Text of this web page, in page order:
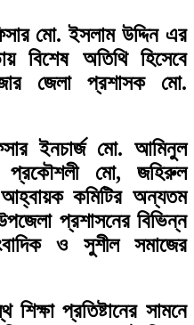
মো. ইসলাম উদ্দিন এর
বিশেষ অতিথি হিসেবে
জেলা প্রশাসক মো.
ইনচার্জ মো. আমিনুল
প্রকৌশলী মো, জহিরুল
কমিটির অন্যতম
প্রশাসনের বিভিন্ন
ও সুশীল সমাজের
প্রতিষ্টানের সামনে